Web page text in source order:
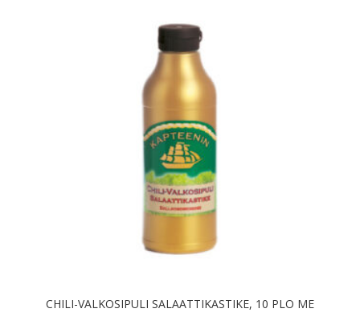
CHILI-VALKOSIPULI SALAATTIKASTIKE, 10 PLO ME